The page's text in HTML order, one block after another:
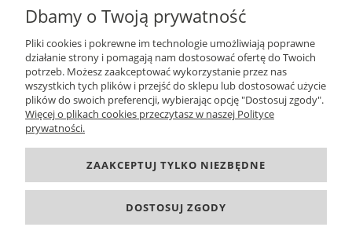
ZAPISZ SIĘ
Dbamy o Twoją prywatność
Pliki cookies i pokrewne im technologie umożliwiają poprawne
działanie strony i pomagają nam dostosować ofertę do Twoich
potrzeb. Możesz zaakceptować wykorzystanie przez nas
wszystkich tych plików i przejść do sklepu lub dostosować użycie
plików do swoich preferencji, wybierając opcję "Dostosuj zgody".
Więcej o plikach cookies przeczytasz w naszej Polityce
prywatności.
ZAAKCEPTUJ TYLKO NIEZBĘDNE
DOSTOSUJ ZGODY